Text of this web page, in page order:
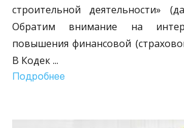
строительной деятельности»
Обратим внимание на
повышения финансовой
В Кодек...
Подробнее